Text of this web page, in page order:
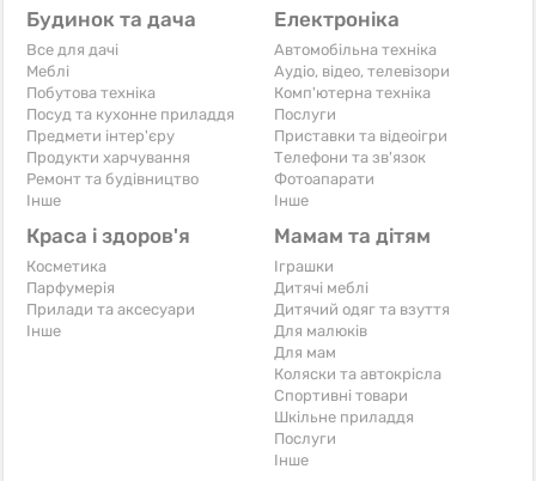
Будинок та дача
Все для дачі
Меблі
Побутова техніка
Посуд та кухонне приладдя
Предмети інтер'єру
Продукти харчування
Ремонт та будівництво
Iнше
Електроніка
Автомобільна техніка
Аудіо, відео, телевізори
Комп'ютерна техніка
Послуги
Приставки та відеоігри
Телефони та зв'язок
Фотоапарати
Iнше
Краса і здоров'я
Косметика
Парфумерія
Прилади та аксесуари
Iнше
Мамам та дітям
Іграшки
Дитячі меблі
Дитячий одяг та взуття
Для малюків
Для мам
Коляски та автокрісла
Спортивні товари
Шкільне приладдя
Послуги
Iнше